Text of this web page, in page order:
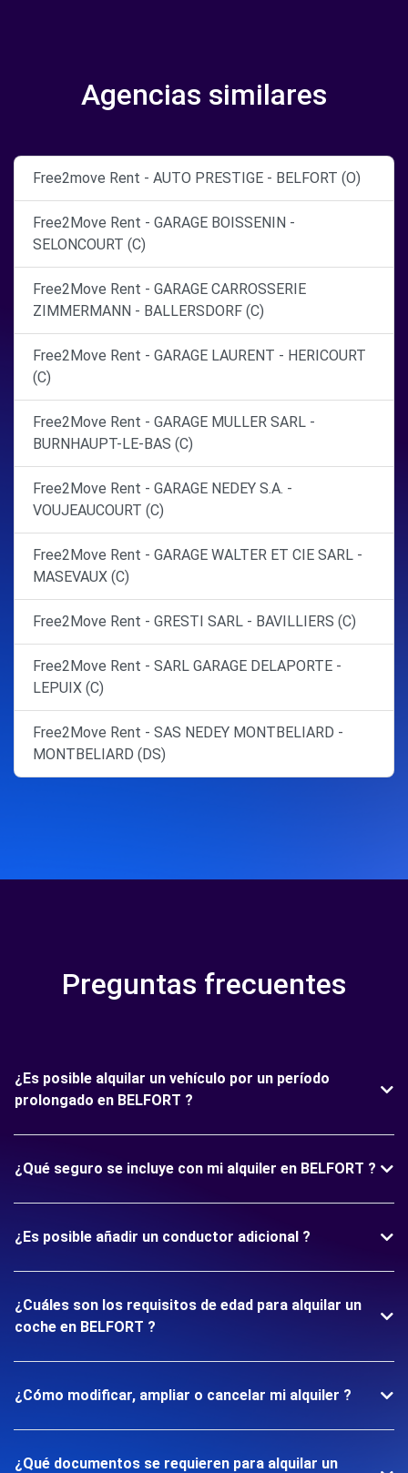
Agencias similares
Free2move Rent - AUTO PRESTIGE - BELFORT (O)
Free2Move Rent - GARAGE BOISSENIN -
SELONCOURT (C)
Free2Move Rent - GARAGE CARROSSERIE
ZIMMERMANN - BALLERSDORF (C)
Free2Move Rent - GARAGE LAURENT - HERICOURT
(C)
Free2Move Rent - GARAGE MULLER SARL -
BURNHAUPT-LE-BAS (C)
Free2Move Rent - GARAGE NEDEY S.A. -
VOUJEAUCOURT (C)
Free2Move Rent - GARAGE WALTER ET CIE SARL -
MASEVAUX (C)
Free2Move Rent - GRESTI SARL - BAVILLIERS (C)
Free2Move Rent - SARL GARAGE DELAPORTE -
LEPUIX (C)
Free2Move Rent - SAS NEDEY MONTBELIARD -
MONTBELIARD (DS)
Preguntas frecuentes
¿Es posible alquilar un vehículo por un período
prolongado en BELFORT ?
¿Qué seguro se incluye con mi alquiler en BELFORT ?
¿Es posible añadir un conductor adicional ?
¿Cuáles son los requisitos de edad para alquilar un
coche en BELFORT ?
¿Cómo modificar, ampliar o cancelar mi alquiler ?
¿Qué documentos se requieren para alquilar un